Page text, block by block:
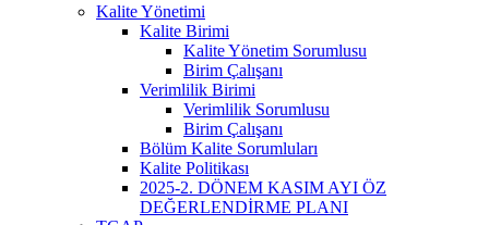
Kalite Yönetimi
Kalite Birimi
Kalite Yönetim Sorumlusu
Birim Çalışanı
Verimlilik Birimi
Verimlilik Sorumlusu
Birim Çalışanı
Bölüm Kalite Sorumluları
Kalite Politikası
2025-2. DÖNEM KASIM AYI ÖZ
DEĞERLENDİRME PLANI